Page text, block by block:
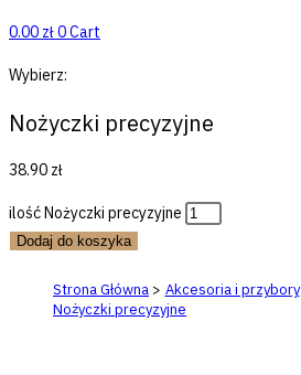
0.00 zł0Cart
Wybierz:
Nożyczki precyzyjne
38.90 zł
ilość Nożyczki precyzyjne
Dodaj do koszyka
Strona Główna > Akcesoria i przybory
Nożyczki precyzyjne